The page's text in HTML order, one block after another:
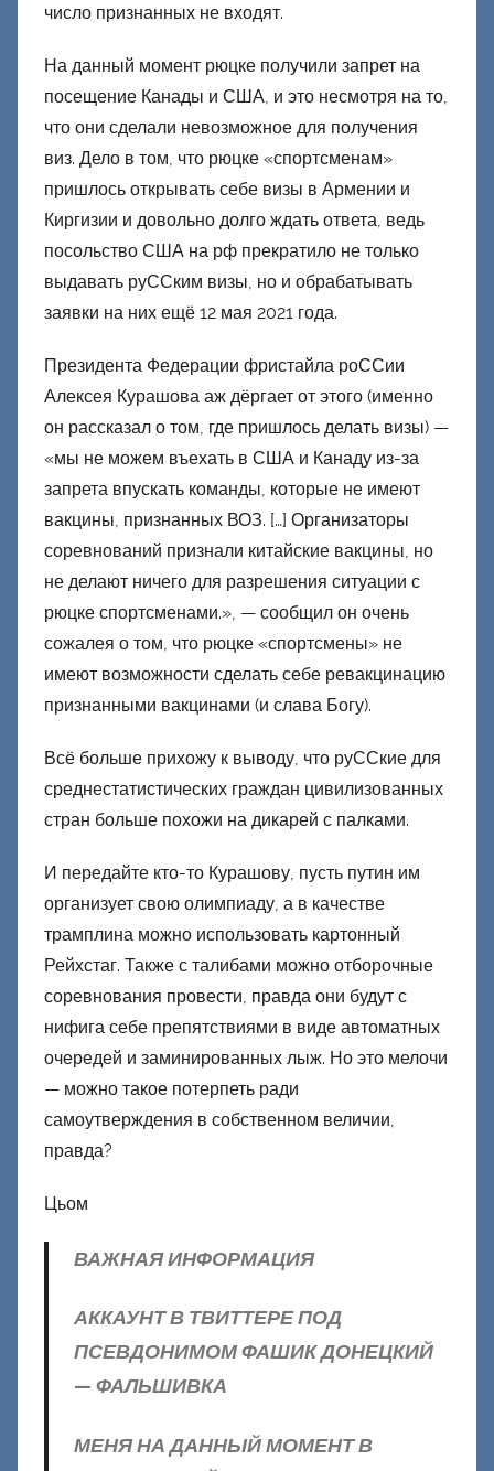
число признанных не входят.
На данный момент рюцке получили запрет на
посещение Канады и США, и это несмотря на то,
что они сделали невозможное для получения
виз. Дело в том, что рюцке «спортсменам»
пришлось открывать себе визы в Армении и
Киргизии и довольно долго ждать ответа, ведь
посольство США на рф прекратило не только
выдавать руССким визы, но и обрабатывать
заявки на них ещё 12 мая 2021 года.
Президента Федерации фристайла роССии
Алексея Курашова аж дёргает от этого (именно
он рассказал о том, где пришлось делать визы) —
«мы не можем въехать в США и Канаду из-за
запрета впускать команды, которые не имеют
вакцины, признанных ВОЗ. […] Организаторы
соревнований признали китайские вакцины, но
не делают ничего для разрешения ситуации с
рюцке спортсменами.», — сообщил он очень
сожалея о том, что рюцке «спортсмены» не
имеют возможности сделать себе ревакцинацию
признанными вакцинами (и слава Богу).
Всё больше прихожу к выводу, что руССкие для
среднестатистических граждан цивилизованных
стран больше похожи на дикарей с палками.
И передайте кто-то Курашову, пусть путин им
организует свою олимпиаду, а в качестве
трамплина можно использовать картонный
Рейхстаг. Также с талибами можно отборочные
соревнования провести, правда они будут с
нифига себе препятствиями в виде автоматных
очередей и заминированных лыж. Но это мелочи
— можно такое потерпеть ради
самоутверждения в собственном величии,
правда?
Цьом
ВАЖНАЯ ИНФОРМАЦИЯ
АККАУНТ В ТВИТТЕРЕ ПОД
ПСЕВДОНИМОМ ФАШИК ДОНЕЦКИЙ
— ФАЛЬШИВКА
МЕНЯ НА ДАННЫЙ МОМЕНТ В